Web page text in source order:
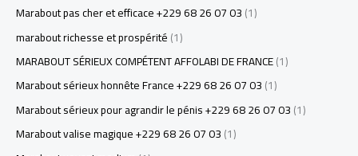
Marabout pas cher et efficace +229 68 26 07 03(1)
marabout richesse et prospérité(1)
MARABOUT SÉRIEUX COMPÉTENT AFFOLABI DE FRANCE(1)
Marabout sérieux honnête France +229 68 26 07 03(1)
Marabout sérieux pour agrandir le pénis +229 68 26 07 03(1)
Marabout valise magique +229 68 26 07 03(1)